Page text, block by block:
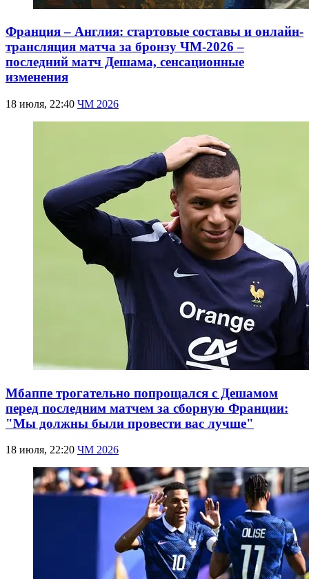
Франция – Англия: стартовые составы и онлайн-
трансляция матча за бронзу ЧМ-2026 –
последний матч Дешама, сенсационные
изменения
18 июля, 22:40 ЧМ 2026
Мбаппе трогательно попрощался с Дешамом
перед последним матчем за сборную Франции:
"Мы должны были провести вас лучше"
18 июля, 22:20 ЧМ 2026